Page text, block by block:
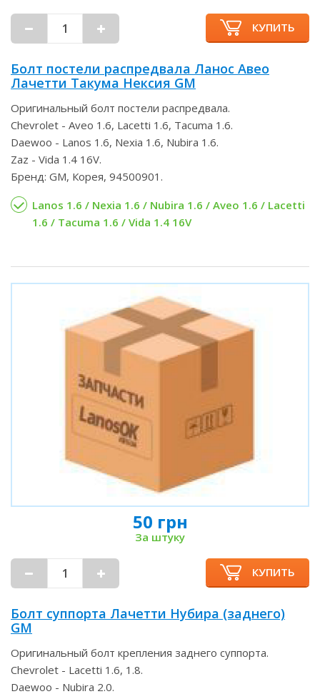
КУПИТЬ
Болт постели распредвала Ланос Авео
Лачетти Такума Нексия GM
Оригинальный болт постели распредвала.
Chevrolet - Aveo 1.6, Lacetti 1.6, Tacuma 1.6.
Daewoo - Lanos 1.6, Nexia 1.6, Nubira 1.6.
Zaz - Vida 1.4 16V.
Бренд: GM, Корея, 94500901.
Lanos 1.6 / Nexia 1.6 / Nubira 1.6 / Aveo 1.6 / Lacetti
1.6 / Tacuma 1.6 / Vida 1.4 16V
50 грн
За штуку
КУПИТЬ
Болт суппорта Лачетти Нубира (заднего)
GM
Оригинальный болт крепления заднего суппорта.
Chevrolet - Lacetti 1.6, 1.8.
Daewoo - Nubira 2.0.